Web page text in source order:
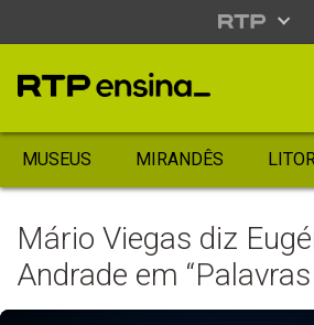
MUSEUS MIRANDÊS
Mário Viegas diz
Andrade em